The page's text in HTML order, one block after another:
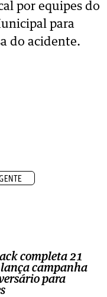
por equipes do
para
do acidente.
completa 21
lança campanha
para